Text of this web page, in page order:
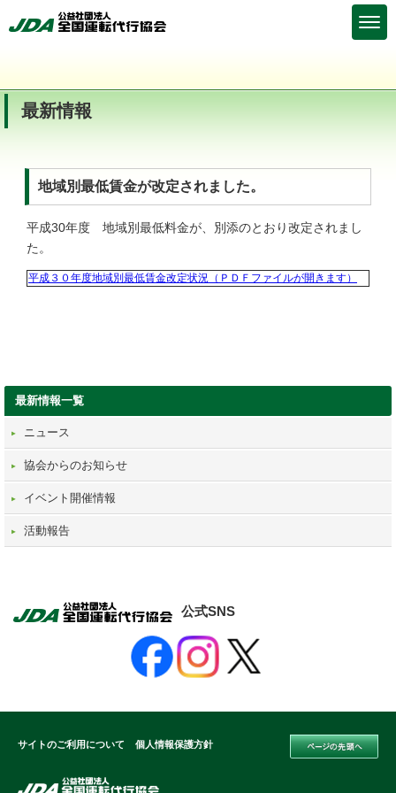
最新情報
地域別最低賃金が改定されました。
平成30年度 地域別最低料金が、別添のとおり改定されまし
た。
平成３０年度地域別最低賃金改定状況（ＰＤＦファイルが開きます）
最新情報一覧
ニュース
協会からのお知らせ
イベント開催情報
活動報告
公式SNS
サイトのご利用について 個人情報保護方針